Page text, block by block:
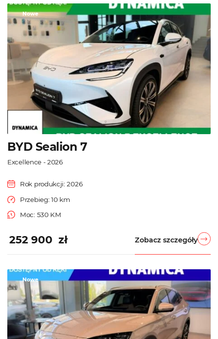
Nowe
BYD Sealion 7
Excellence - 2026
Rok produkcji: 2026
Przebieg: 10 km
Moc: 530 KM
252 900 zł Zobacz szczegóły
Nowe